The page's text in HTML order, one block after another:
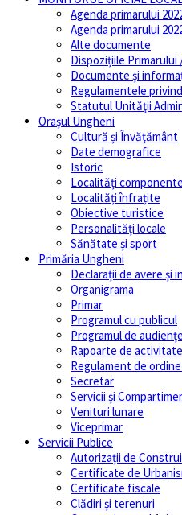
Agenda primarului
Agenda primarului
Alte documente
Dispozițiile Primarului
Documente și
Regulamentele
Statutul Unităţii
Orașul Ungheni
Cultură și Învăţământ
Date demografice
Istoric
Localități componente
Localități înfrațite
Obiective turistice
Personalități locale
Sănătate și sport
Primăria Ungheni
Declarații de avere și
Organigrama
Primar
Programul cu publicul
Programul de audiențe
Rapoarte de activitate
Regulament de
Secretar
Servicii și
Venituri lunare
Viceprimar
Servicii Publice
Autorizații de
Certificate de
Certificate fiscale
Clădiri și terenuri